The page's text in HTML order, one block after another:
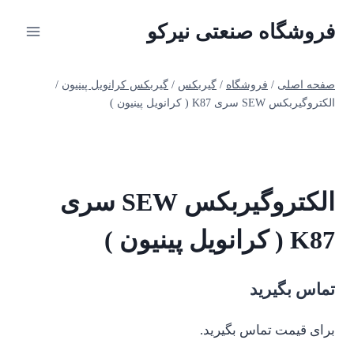
فروشگاه صنعتی نیرکو
صفحه اصلی / فروشگاه / گیربکس / گیربکس کرانویل پینیون /
الکتروگیربکس SEW سری K87 ( کرانویل پینیون )
الکتروگیربکس SEW سری
K87 ( کرانویل پینیون )
تماس بگیرید
برای قیمت تماس بگیرید.